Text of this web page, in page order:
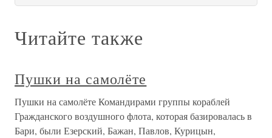
Читайте также
Пушки на самолёте
Пушки на самолёте Командирами группы кораблей
Гражданского воздушного флота, которая базировалась в
Бари, были Езерский, Бажан, Павлов, Курицын,